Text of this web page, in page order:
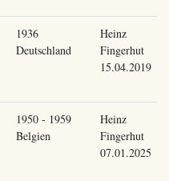
1936
Deutschland
Heinz
Fingerhut
15.04.2019
1950 - 1959
Belgien
Heinz
Fingerhut
07.01.2025